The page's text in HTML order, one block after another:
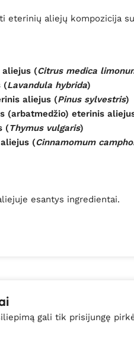
eterinių aliejų kompozicija
aliejus (Citrus medica
(Lavandula hybrida)
aliejus (Pinus sylvestris)
(arbatmedžio) eterinis
(Thymus vulgaris)
(Cinnamomum
esantys ingredientai.
gali tik prisijungę